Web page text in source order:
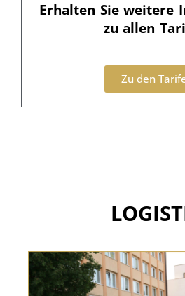
Erhalten Sie weitere
zu allen
Zu den